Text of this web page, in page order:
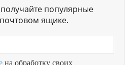
популярные
ящике.
на обработку своих